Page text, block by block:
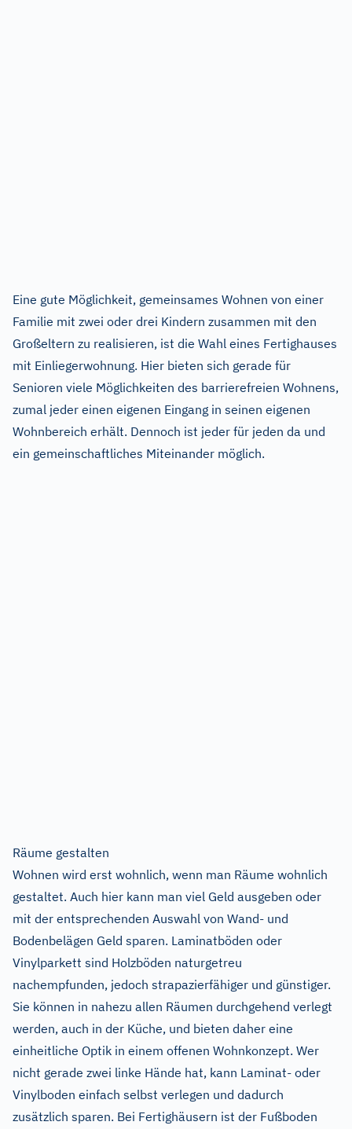
Eine gute Möglichkeit, gemeinsames Wohnen von einer
Familie mit zwei oder drei Kindern zusammen mit den
Großeltern zu realisieren, ist die Wahl eines Fertighauses
mit Einliegerwohnung. Hier bieten sich gerade für
Senioren viele Möglichkeiten des barrierefreien Wohnens,
zumal jeder einen eigenen Eingang in seinen eigenen
Wohnbereich erhält. Dennoch ist jeder für jeden da und
ein gemeinschaftliches Miteinander möglich.
Räume gestalten
Wohnen wird erst wohnlich, wenn man Räume wohnlich
gestaltet. Auch hier kann man viel Geld ausgeben oder
mit der entsprechenden Auswahl von Wand- und
Bodenbelägen Geld sparen. Laminatböden oder
Vinylparkett sind Holzböden naturgetreu
nachempfunden, jedoch strapazierfähiger und günstiger.
Sie können in nahezu allen Räumen durchgehend verlegt
werden, auch in der Küche, und bieten daher eine
einheitliche Optik in einem offenen Wohnkonzept. Wer
nicht gerade zwei linke Hände hat, kann Laminat- oder
Vinylboden einfach selbst verlegen und dadurch
zusätzlich sparen. Bei Fertighäusern ist der Fußboden